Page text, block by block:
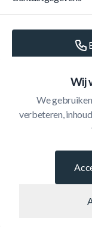
Wij
We
verbeteren,
Categorieën